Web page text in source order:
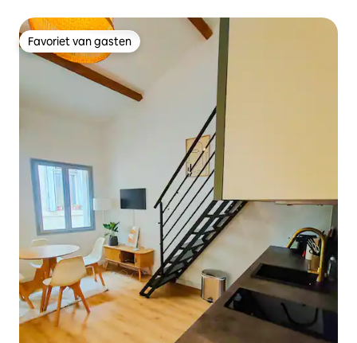
Favoriet van gasten
Favoriet van gasten